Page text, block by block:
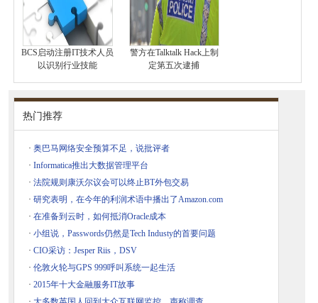
BCS启动注册IT技术人员
以识别行业技能
警方在Talktalk Hack上制
定第五次逮捕
热门推荐
· 奥巴马网络安全预算不足，说批评者
· Informatica推出大数据管理平台
· 法院规则康沃尔议会可以终止BT外包交易
· 研究表明，在今年的利润术语中播出了Amazon.com
· 在准备到云时，如何抵消Oracle成本
· 小组说，Passwords仍然是Tech Industy的首要问题
· CIO采访：Jesper Riis，DSV
· 伦敦火轮与GPS 999呼叫系统一起生活
· 2015年十大金融服务IT故事